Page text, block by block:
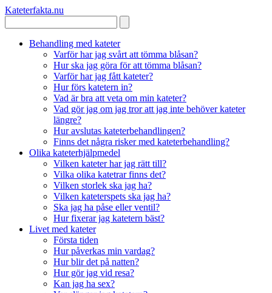
Kateterfakta.nu
Behandling med kateter
Varför har jag svårt att tömma blåsan?
Hur ska jag göra för att tömma blåsan?
Varför har jag fått kateter?
Hur förs katetern in?
Vad är bra att veta om min kateter?
Vad gör jag om jag tror att jag inte behöver kateter
längre?
Hur avslutas kateterbehandlingen?
Finns det några risker med kateterbehandling?
Olika kateterhjälpmedel
Vilken kateter har jag rätt till?
Vilka olika katetrar finns det?
Vilken storlek ska jag ha?
Vilken kateterspets ska jag ha?
Ska jag ha påse eller ventil?
Hur fixerar jag katetern bäst?
Livet med kateter
Första tiden
Hur påverkas min vardag?
Hur blir det på natten?
Hur gör jag vid resa?
Kan jag ha sex?